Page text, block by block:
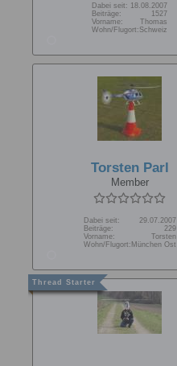
Dabei seit: 18.08.2007
Beiträge:
1527
Vorname:
Thomas
Wohn/Flugort: Schweiz
Torsten Parl
Member
Dabei seit:
29.07.2007
Beiträge:
229
Vorname:
Torsten
Wohn/Flugort: München Ost